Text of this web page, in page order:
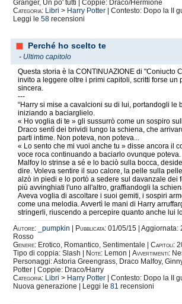
Granger, Un po' tutti | Coppie: Draco/Hermione
Categoria: Libri > Harry Potter | Contesto: Dopo la II
Leggi le 58 recensioni
Perché ho scelto te
- Ultimo capitolo
Questa storia è la CONTINUAZIONE di "Coniucto
invito a leggere oltre i primi capitoli, scritti forse un
sincera.
---
“Harry si mise a cavalcioni su di lui, portandogli le
iniziando a baciarglielo.
« Ho voglia di te » gli sussurrò come un sospiro
Draco sentì dei brividi lungo la schiena, che
parti intime. Non poteva, non poteva...
« Lo sento che mi vuoi anche tu » disse ancora il
voce roca continuando a baciarlo ovunque poteva.
Malfoy lo strinse a sé e lo baciò sulla bocca,
dire. Voleva sentire il suo calore, la pelle sulla
alzò in piedi e lo portò a sedere sul davanzale dei
più avvinghiati l'uno all'altro, graffiandogli la
Aveva voglia di ascoltare i suoi gemiti, i sospiri
come una melodia. Avvertì le mani di Harry
stringerli, riuscendo a percepire quanto anche lui
Autore:
_pumpkin Pubblicata: 01/05/15 | Aggiornata:
Rosso
Genere: Erotico, Romantico, Sentimentale | Capitoli:
Tipo di coppia: Slash |
Note: Lemon | Avvertimenti:
Personaggi: Astoria Greengrass, Draco Malfoy,
Potter | Coppie: Draco/Harry
Categoria: Libri > Harry Potter | Contesto: Dopo la II
Nuova generazione | Leggi le 81 recensioni